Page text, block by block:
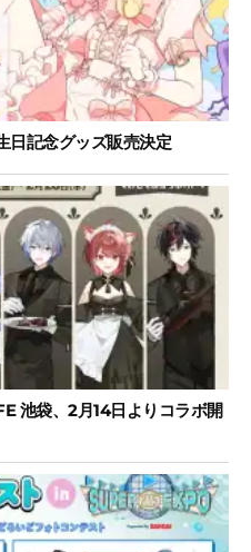
日記念グッズ販売決定
池袋、2月14日よりコラボ開